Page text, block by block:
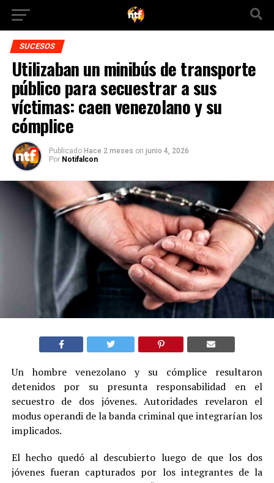
SUCESOS
Utilizaban un minibús de transporte
público para secuestrar a sus
víctimas: caen venezolano y su
cómplice
Publicado Hace 2 meses on junio 4, 2026
Por Notifalcon
Un hombre venezolano y su cómplice resultaron
detenidos por su presunta responsabilidad en el
secuestro de dos jóvenes. Autoridades revelaron el
modus operandi de la banda criminal que integrarían los
implicados.
El hecho quedó al descubierto luego de que los dos
jóvenes fueran capturados por los integrantes de la